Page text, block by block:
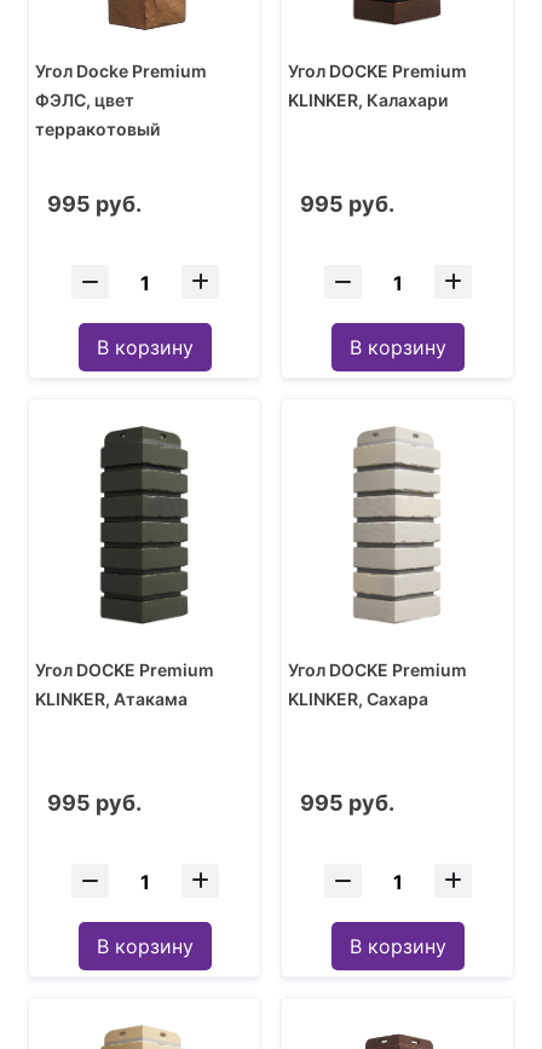
Угол Docke Premium
ФЭЛС, цвет
терракотовый
995 руб.
В корзину
Угол DOCKE Premium
KLINKER, Калахари
995 руб.
В корзину
Угол DOCKE Premium
KLINKER, Атакама
995 руб.
В корзину
Угол DOCKE Premium
KLINKER, Сахара
995 руб.
В корзину